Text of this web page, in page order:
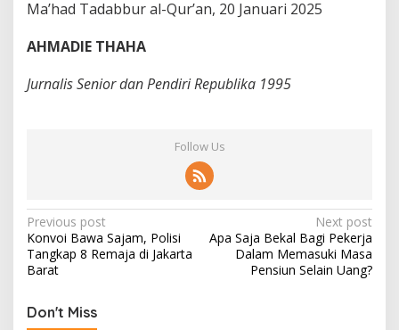
Ma’had Tadabbur al-Qur’an, 20 Januari 2025
AHMADIE THAHA
Jurnalis Senior dan Pendiri Republika 1995
Follow Us
P
o
s
t
Previous post
Konvoi Bawa Sajam, Polisi
Tangkap 8 Remaja di Jakarta
Barat
Next post
Apa Saja Bekal Bagi Pekerja
Dalam Memasuki Masa
Pensiun Selain Uang?
Don't Miss